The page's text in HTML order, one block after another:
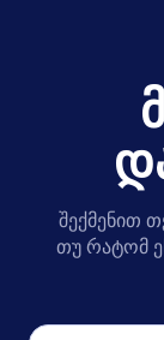
შექმენით
თუ რატომ